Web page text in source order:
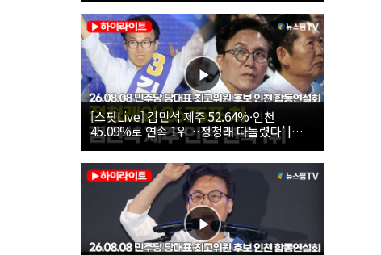
보 인천 합동연설회
[스팟Live] 김민석 제주 52.64%·인천
45.09%로 연속 1위…정청래 따돌렸다’ |
26.08.08 더불어민주당 당대표·최고위원 후
보 인천 합동연설회